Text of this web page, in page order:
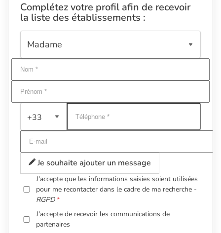
Complétez votre profil afin de recevoir
la liste des établissements :
+33
Je souhaite ajouter un message
J'accepte que les informations saisies soient utilisées
pour me recontacter dans le cadre de ma recherche -
RGPD
J'accepte de recevoir les communications de
partenaires